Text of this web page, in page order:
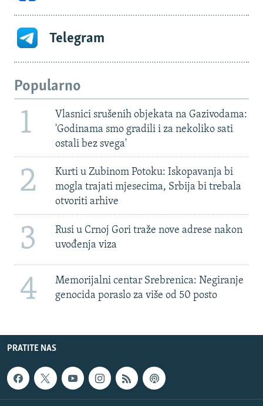
Telegram
Popularno
1
Vlasnici srušenih objekata na Gazivodama:
'Godinama smo gradili i za nekoliko sati
ostali bez svega'
2
Kurti u Zubinom Potoku: Iskopavanja bi
mogla trajati mjesecima, Srbija bi trebala
otvoriti arhive
3
Rusi u Crnoj Gori traže nove adrese nakon
uvođenja viza
4
Memorijalni centar Srebrenica: Negiranje
genocida poraslo za više od 50 posto
PRATITE NAS